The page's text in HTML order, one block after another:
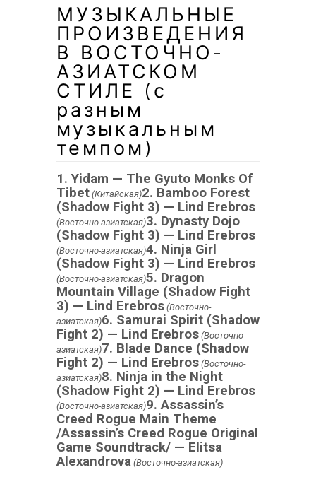
МУЗЫКАЛЬНЫЕ
ПРОИЗВЕДЕНИЯ
В ВОСТОЧНО-
АЗИАТСКОМ
СТИЛЕ (с
разным
музыкальным
темпом)
1. Yidam — The Gyuto Monks Of
Tibet (Китайская)2. Bamboo Forest
(Shadow Fight 3) — Lind Erebros
(Восточно-азиатская)3. Dynasty Dojo
(Shadow Fight 3) — Lind Erebros
(Восточно-азиатская)4. Ninja Girl
(Shadow Fight 3) — Lind Erebros
(Восточно-азиатская)5. Dragon
Mountain Village (Shadow Fight
3) — Lind Erebros (Восточно-
азиатская)6. Samurai Spirit (Shadow
Fight 2) — Lind Erebros (Восточно-
азиатская)7. Blade Dance (Shadow
Fight 2) — Lind Erebros (Восточно-
азиатская)8. Ninja in the Night
(Shadow Fight 2) — Lind Erebros
(Восточно-азиатская)9. Assassin’s
Creed Rogue Main Theme
/Assassin’s Creed Rogue Original
Game Soundtrack/ — Elitsa
Alexandrova (Восточно-азиатская)